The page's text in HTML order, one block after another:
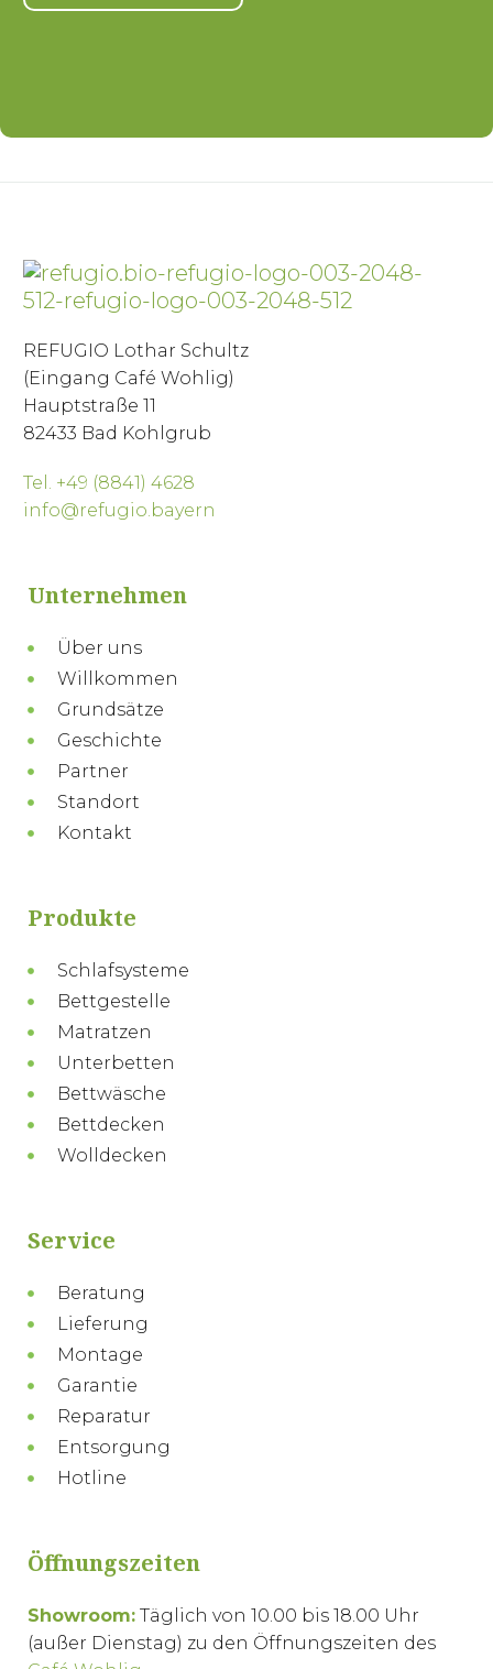
REFUGIO Lothar Schultz
(Eingang Café Wohlig)
Hauptstraße 11
82433 Bad Kohlgrub
Tel. +49 (8841) 4628
info@refugio.bayern
Unternehmen
Über uns
Willkommen
Grundsätze
Geschichte
Partner
Standort
Kontakt
Produkte
Schlafsysteme
Bettgestelle
Matratzen
Unterbetten
Bettwäsche
Bettdecken
Wolldecken
Service
Beratung
Lieferung
Montage
Garantie
Reparatur
Entsorgung
Hotline
Öffnungszeiten
Showroom: Täglich von 10.00 bis 18.00 Uhr
(außer Dienstag) zu den Öffnungszeiten des